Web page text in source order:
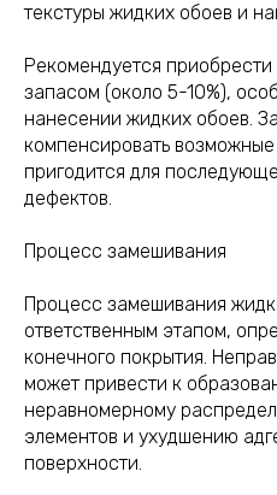
текстуры жидких обоев и
Рекомендуется
запасом (около 5-10%),
нанесении жидких обоев.
компенсировать
пригодится для
дефектов.
Процесс замешивания
Процесс замешивания
ответственным этапом,
конечного покрытия.
может привести к
неравномерному
элементов и ухудшению
поверхности.